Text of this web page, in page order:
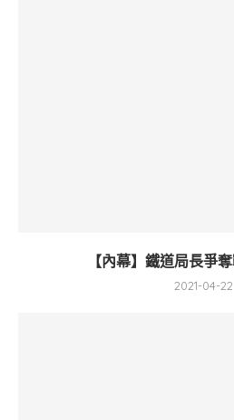
【內幕】鐵道局長爭
2021-04-22